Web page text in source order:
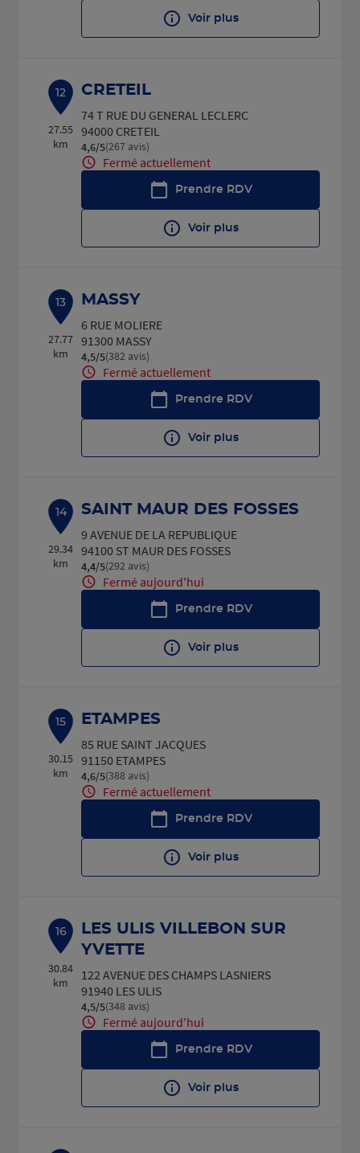
Voir plus
12
27.55
km
CRETEIL
74 T RUE DU GENERAL LECLERC
94000 CRETEIL
4,6/5Note de 4.6 sur 5
(267 avis)
Fermé actuellement
Prendre RDV
Voir plus
13
27.77
km
MASSY
6 RUE MOLIERE
91300 MASSY
4,5/5Note de 4.5 sur 5
(382 avis)
Fermé actuellement
Prendre RDV
Voir plus
14
29.34
km
SAINT MAUR DES FOSSES
9 AVENUE DE LA REPUBLIQUE
94100 ST MAUR DES FOSSES
4,4/5Note de 4.4 sur 5
(292 avis)
Fermé aujourd'hui
Prendre RDV
Voir plus
15
30.15
km
ETAMPES
85 RUE SAINT JACQUES
91150 ETAMPES
4,6/5Note de 4.6 sur 5
(388 avis)
Fermé actuellement
Prendre RDV
Voir plus
16
30.84
km
LES ULIS VILLEBON SUR
YVETTE
122 AVENUE DES CHAMPS LASNIERS
91940 LES ULIS
4,5/5Note de 4.5 sur 5
(348 avis)
Fermé aujourd'hui
Prendre RDV
Voir plus